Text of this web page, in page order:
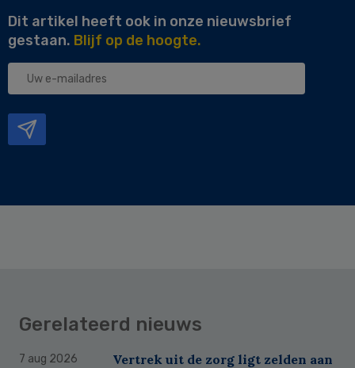
Dit artikel heeft ook in onze nieuwsbrief
gestaan. Blijf op de hoogte.
Uw
Gerelateerd nieuws
7 aug 2026
Vertrek uit de zorg ligt zelden aan